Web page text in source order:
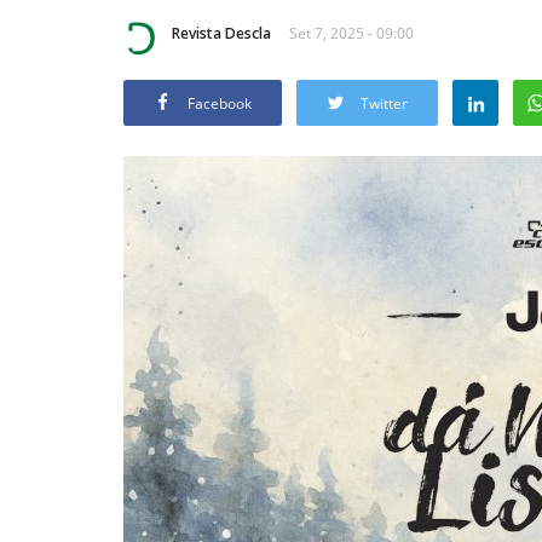
Revista Descla Set 7, 2025 - 09:00
Facebook Twitter